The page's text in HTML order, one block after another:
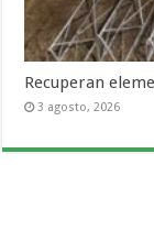
Recuperan
3 agosto, 2026